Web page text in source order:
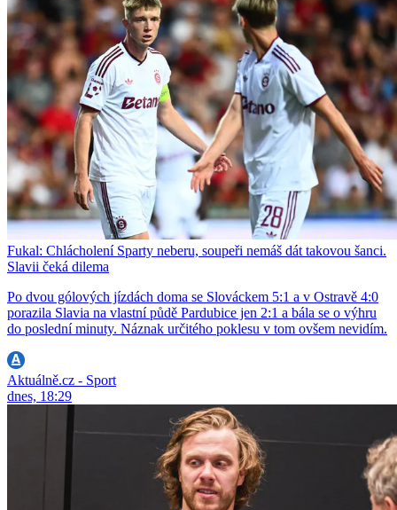
Fukal: Chlácholení Sparty neberu, soupeři nemáš dát takovou šanci.
Slavii čeká dilema
Po dvou gólových jízdách doma se Slováckem 5:1 a v Ostravě 4:0
porazila Slavia na vlastní půdě Pardubice jen 2:1 a bála se o výhru
do poslední minuty. Náznak určitého poklesu v tom ovšem nevidím.
Aktuálně.cz - Sport
dnes, 18:29